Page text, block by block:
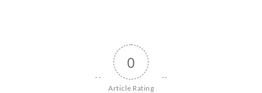
0
Article Rating